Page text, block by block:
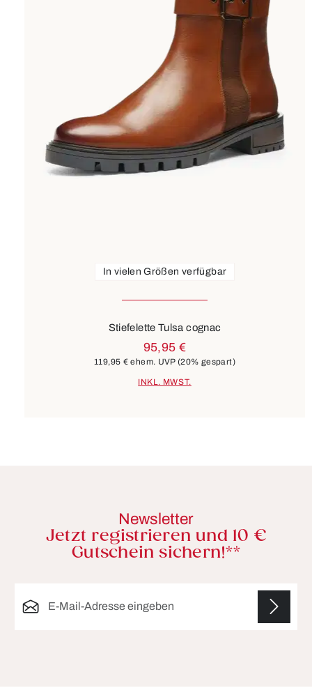
In vielen Größen verfügbar
Stiefelette Tulsa cognac
95,95 €
119,95 € ehem. UVP(20% gespart)
INKL. MWST.
Newsletter
Jetzt registrieren und 10 €
Gutschein sichern!**